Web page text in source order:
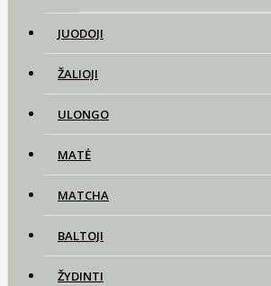
JUODOJI
ŽALIOJI
ULONGO
MATĖ
MATCHA
BALTOJI
ŽYDINTI